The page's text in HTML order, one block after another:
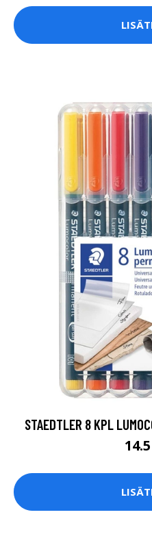
STAEDTLER 8 KPL